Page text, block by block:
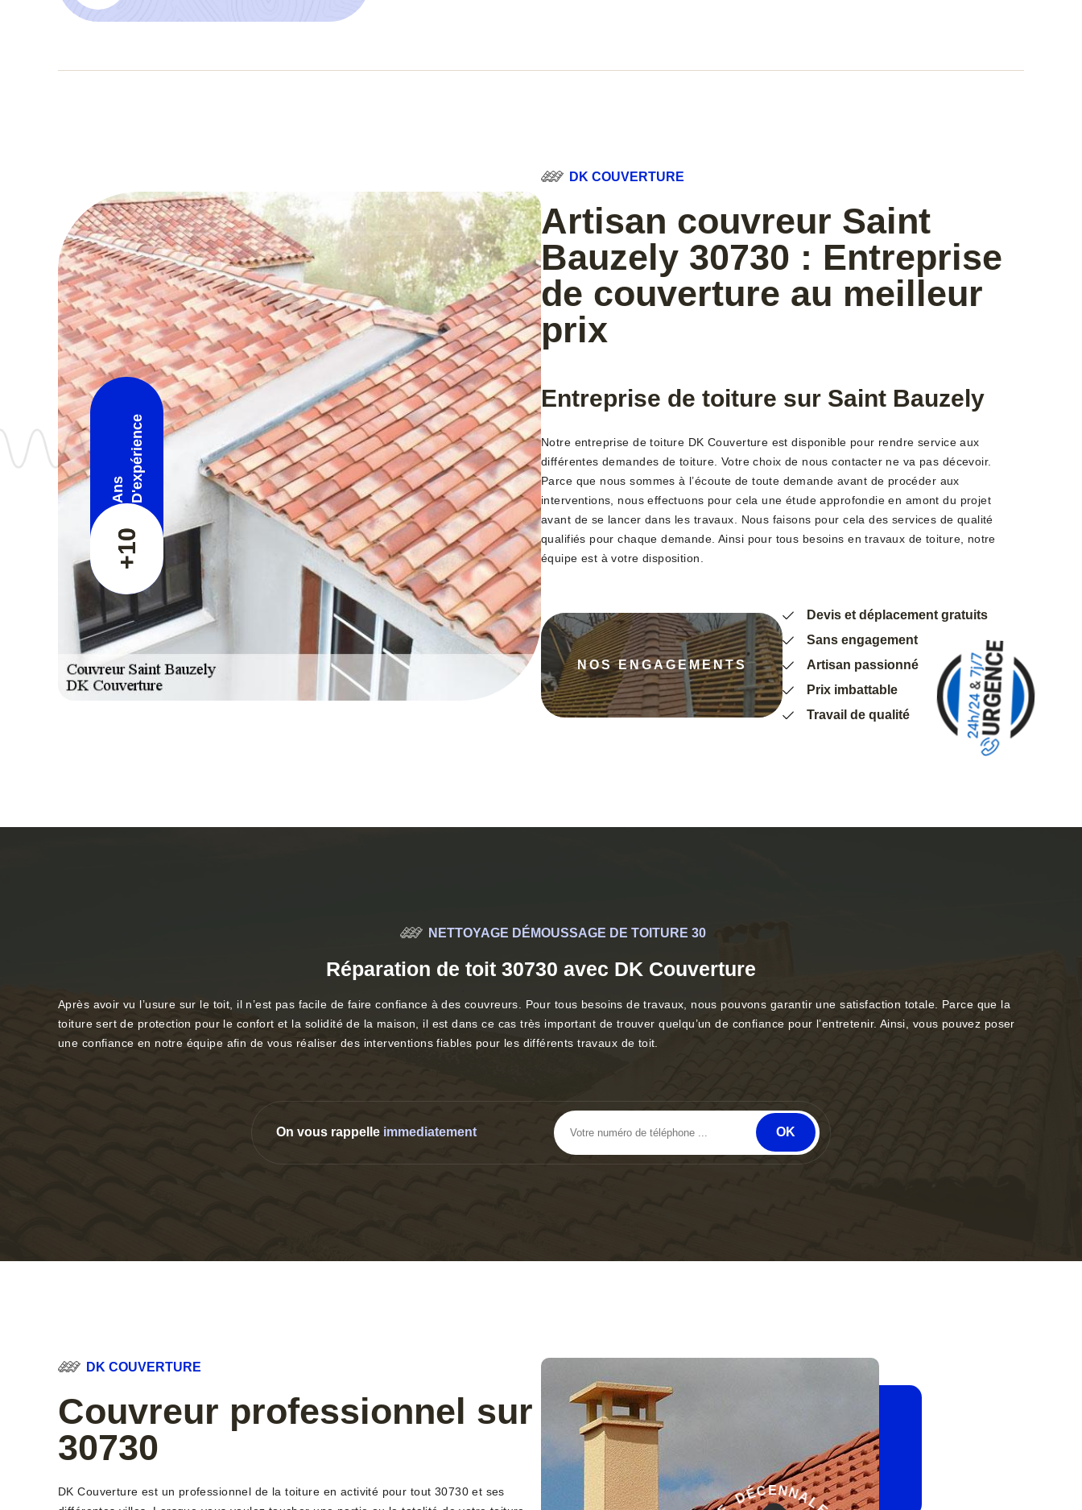
+10
Ans D'expérience
DK COUVERTURE
Artisan couvreur Saint
Bauzely 30730 : Entreprise
de couverture au meilleur
prix
Entreprise de toiture sur Saint Bauzely
Notre entreprise de toiture DK Couverture est disponible pour rendre service aux
différentes demandes de toiture. Votre choix de nous contacter ne va pas décevoir.
Parce que nous sommes à l’écoute de toute demande avant de procéder aux
interventions, nous effectuons pour cela une étude approfondie en amont du projet
avant de se lancer dans les travaux. Nous faisons pour cela des services de qualité
qualifiés pour chaque demande. Ainsi pour tous besoins en travaux de toiture, notre
équipe est à votre disposition.
NOS ENGAGEMENTS
Devis et déplacement gratuits
Sans engagement
Artisan passionné
Prix imbattable
Travail de qualité
NETTOYAGE DÉMOUSSAGE DE TOITURE 30
Réparation de toit 30730 avec DK Couverture
Après avoir vu l’usure sur le toit, il n’est pas facile de faire confiance à des couvreurs. Pour tous besoins de travaux, nous pouvons garantir une satisfaction totale. Parce que la
toiture sert de protection pour le confort et la solidité de la maison, il est dans ce cas très important de trouver quelqu’un de confiance pour l’entretenir. Ainsi, vous pouvez poser
une confiance en notre équipe afin de vous réaliser des interventions fiables pour les différents travaux de toit.
On vous rappelle immediatement
DK COUVERTURE
Couvreur professionnel sur
30730
DK Couverture est un professionnel de la toiture en activité pour tout 30730 et ses
NALE - GA